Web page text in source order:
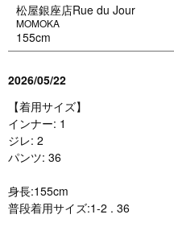
松屋銀座店Rue du Jour
MOMOKA
155cm
2026/05/22
【着用サイズ】
インナー: 1
ジレ: 2
パンツ: 36
身長:155cm
普段着用サイズ:1-2 . 36